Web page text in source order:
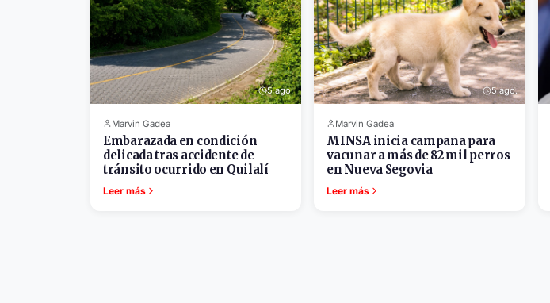
5 ago.
Marvin Gadea
Embarazada en condición
delicada tras accidente de
tránsito ocurrido en Quilalí
Leer más
5 ago.
Marvin Gadea
MINSA inicia campaña para
vacunar a más de 82 mil perros
en Nueva Segovia
Leer más